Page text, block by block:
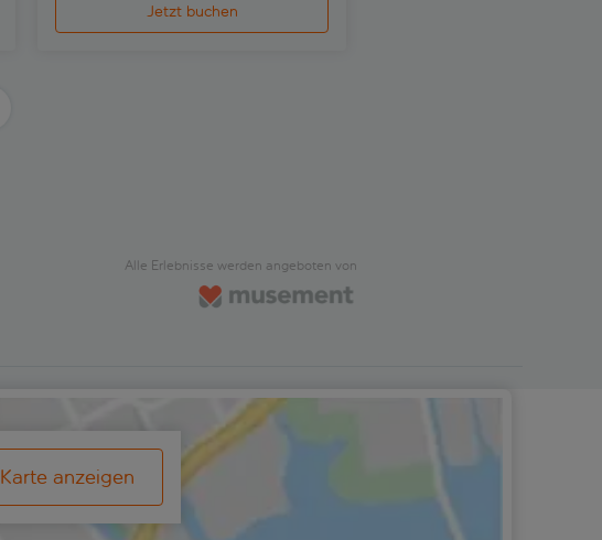
Jetzt buchen
Alle Erlebnisse werden angeboten von
Karte anzeigen